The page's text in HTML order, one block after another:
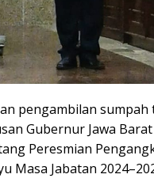
pengambilan
Gubernur Jawa
Peresmian
Masa Jabatan